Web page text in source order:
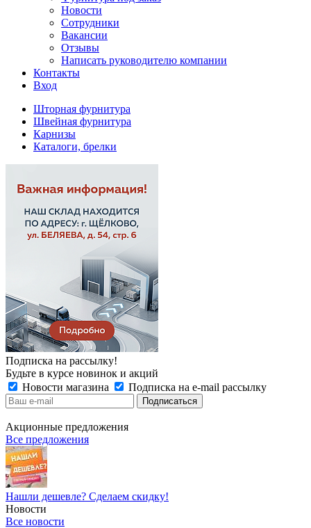
Новости
Сотрудники
Вакансии
Отзывы
Написать руководителю компании
Контакты
Вход
Шторная фурнитура
Швейная фурнитура
Карнизы
Каталоги, брелки
Подписка на рассылку!
Будьте в курсе новинок и акций
Новости магазина
Подписка на e-mail рассылку
Акционные предложения
Все предложения
Нашли дешевле? Сделаем скидку!
Новости
Все новости